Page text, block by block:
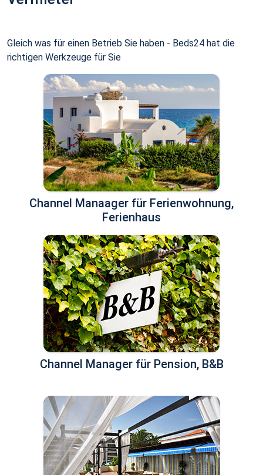
Gleich was für einen Betrieb Sie haben - Beds24 hat die
richtigen Werkzeuge für Sie
Channel Manaager für Ferienwohnung,
Ferienhaus
Channel Manager für Pension, B&B